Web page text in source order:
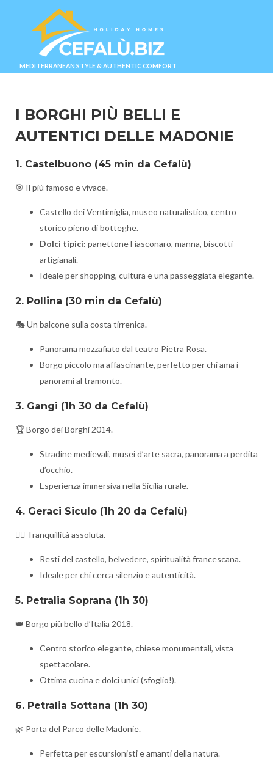
MEDITERRANEAN STYLE & AUTHENTIC COMFORT
Suiten & Villen
prüfen ▾
Benutzerdefinierter Seitenname (1)
Informationen & Kontakt ▾
I BORGHI PIÙ BELLI E
AUTENTICI DELLE MADONIE
1. Castelbuono(45 min da Cefalù)
🎯 Il più famoso e vivace.
Castello dei Ventimiglia, museo naturalistico, centro
storico pieno di botteghe.
Dolci tipici: panettone Fiasconaro, manna, biscotti
artigianali.
Ideale per shopping, cultura e una passeggiata elegante.
2. Pollina (30 min da Cefalù)
🎭 Un balcone sulla costa tirrenica.
Panorama mozzafiato dal teatro Pietra Rosa.
Borgo piccolo ma affascinante, perfetto per chi ama i
panorami al tramonto.
3. Gangi (1h 30 da Cefalù)
🏆 Borgo dei Borghi 2014.
Stradine medievali, musei d’arte sacra, panorama a perdita
d’occhio.
Esperienza immersiva nella Sicilia rurale.
4. Geraci Siculo(1h 20 da Cefalù)
🧘‍♂️ Tranquillità assoluta.
Resti del castello, belvedere, spiritualità francescana.
Ideale per chi cerca silenzio e autenticità.
5. Petralia Soprana (1h 30)
👑 Borgo più bello d’Italia 2018.
Centro storico elegante, chiese monumentali, vista
spettacolare.
Ottima cucina e dolci unici (sfoglio!).
6. Petralia Sottana (1h 30)
🌿 Porta del Parco delle Madonie.
Perfetta per escursionisti e amanti della natura.